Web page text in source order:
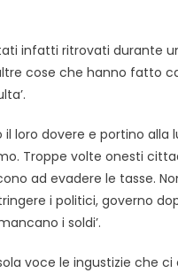
infatti ritrovati durante
cose che hanno fatto
il loro dovere e portino alla
Troppe volte onesti
ad evadere le tasse.
i politici, governo
i soldi’.
voce le ingustizie che ci